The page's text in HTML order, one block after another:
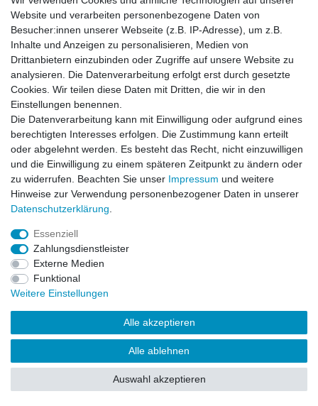
Zahlung und Versand
Daten­schutz­erklärung
Barrierefreiheitserklärung Widerrufs­recht
Vertrag widerrufen
© Copyright 2026 | Alle Rechte vorbehalten.
Website und verarbeiten personenbezogene Daten von
Besucher:innen unserer Webseite (z.B. IP-Adresse), um z.B.
Inhalte und Anzeigen zu personalisieren, Medien von
Drittanbietern einzubinden oder Zugriffe auf unsere Website zu
analysieren. Die Datenverarbeitung erfolgt erst durch gesetzte
Cookies. Wir teilen diese Daten mit Dritten, die wir in den
Einstellungen benennen.
Die Datenverarbeitung kann mit Einwilligung oder aufgrund eines
berechtigten Interesses erfolgen. Die Zustimmung kann erteilt
oder abgelehnt werden. Es besteht das Recht, nicht einzuwilligen
und die Einwilligung zu einem späteren Zeitpunkt zu ändern oder
zu widerrufen. Beachten Sie unser Impressum und weitere
Hinweise zur Verwendung personenbezogener Daten in unserer
Daten­schutz­erklärung
Essenziell
Zahlungsdienstleister
Externe Medien
Funktional
Weitere Einstellungen
Alle akzeptieren
Alle ablehnen
Auswahl akzeptieren